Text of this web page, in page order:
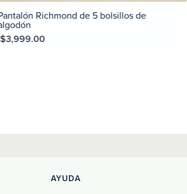
Pantalón Richmond de 5 bolsillos de
algodón
$3,999.00
AYUDA